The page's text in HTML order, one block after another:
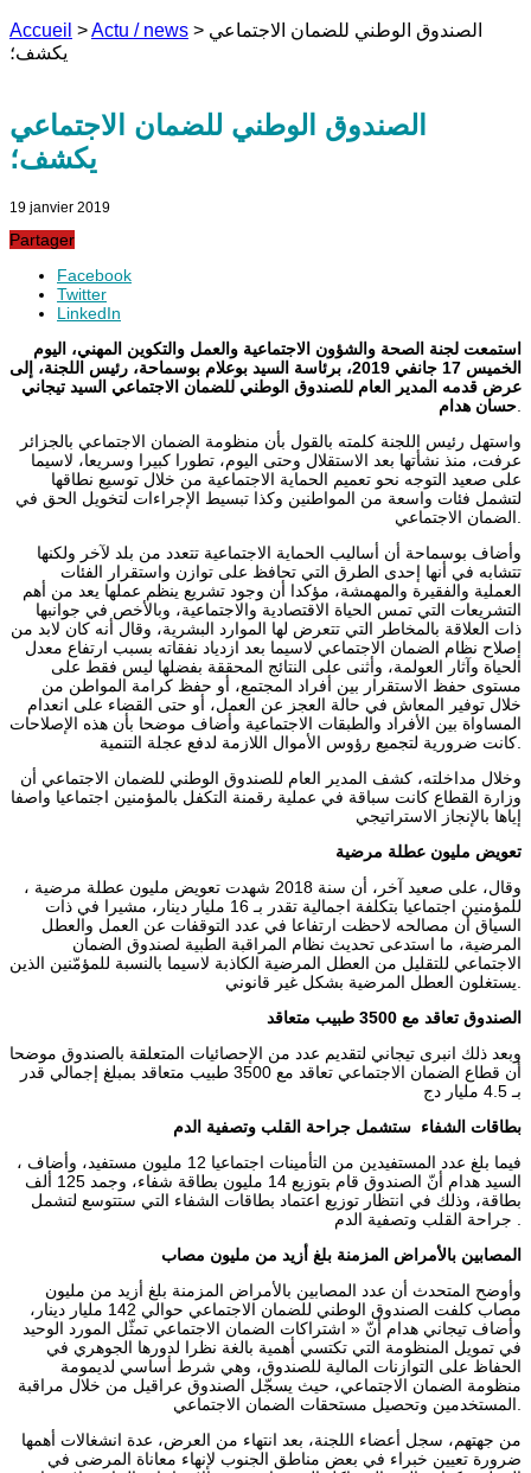
Accueil >Actu / news > الصندوق الوطني للضمان الاجتماعي
يكشف؛
الصندوق الوطني للضمان الاجتماعي
يكشف؛
19 janvier 2019
Partager
Facebook
Twitter
LinkedIn
استمعت لجنة الصحة والشؤون الاجتماعية والعمل والتكوين المهني، اليوم
الخميس 17 جانفي 2019، برئاسة السيد بوعلام بوسماحة، رئيس اللجنة، إلى
عرض قدمه المدير العام للصندوق الوطني للضمان الاجتماعي السيد تيجاني
حسان هدام
واستهل رئيس اللجنة كلمته بالقول بأن منظومة الضمان الاجتماعي بالجزائر
عرفت، منذ نشأتها بعد الاستقلال وحتى اليوم، تطورا كبيرا وسريعا، لاسيما
على صعيد التوجه نحو تعميم الحماية الاجتماعية من خلال توسيع نطاقها
لتشمل فئات واسعة من المواطنين وكذا تبسيط الإجراءات لتخويل الحق في
وأضاف بوسماحة أن أساليب الحماية الاجتماعية تتعدد من بلد لآخر ولكنها
تتشابه في أنها إحدى الطرق التي تحافظ على توازن واستقرار الفئات
العملية والفقيرة والمهمشة، مؤكدا أن وجود تشريع ينظم عملها يعد من أهم
التشريعات التي تمس الحياة الاقتصادية والاجتماعية، وبالأخص في جوانبها
ذات العلاقة بالمخاطر التي تتعرض لها الموارد البشرية، وقال أنه كان لابد من
إصلاح نظام الضمان الاجتماعي لاسيما بعد ازدياد نفقاته بسبب ارتفاع معدل
الحياة وآثار العولمة، وأثنى على النتائج المحققة بفضلها ليس فقط على
مستوى حفظ الاستقرار بين أفراد المجتمع، أو حفظ كرامة المواطن من
خلال توفير المعاش في حالة العجز عن العمل، أو حتى القضاء على انعدام
المساواة بين الأفراد والطبقات الاجتماعية وأضاف موضحا بأن هذه الإصلاحات
وخلال مداخلته، كشف المدير العام للصندوق الوطني للضمان الاجتماعي أن
وزارة القطاع كانت سباقة في عملية رقمنة التكفل بالمؤمنين اجتماعيا واصفا
إياها بالإنجاز الاستراتيجي
تعويض مليون عطلة مرضية
، وقال، على صعيد آخر، أن سنة 2018 شهدت تعويض مليون عطلة مرضية
للمؤمنين اجتماعيا بتكلفة اجمالية تقدر بـ 16 مليار دينار، مشيرا في ذات
السياق أن مصالحه لاحظت ارتفاعا في عدد التوقفات عن العمل والعطل
المرضية، ما استدعى تحديث نظام المراقبة الطبية لصندوق الضمان
الاجتماعي للتقليل من العطل المرضية الكاذبة لاسيما بالنسبة للمؤمّنين الذين
الصندوق تعاقد مع 3500 طبيب
متعاقد
وبعد ذلك انبرى تيجاني لتقديم عدد من الإحصائيات المتعلقة بالصندوق موضحا
أن قطاع الضمان الاجتماعي تعاقد مع 3500 طبيب متعاقد بمبلغ إجمالي قدر
بـ 4.5 مليار دج
بطاقات الشفاء ستشمل جراحة القلب وتصفية الدم
، فيما بلغ عدد المستفيدين من التأمينات اجتماعيا 12 مليون مستفيد، وأضاف
السيد هدام أنّ الصندوق قام بتوزيع 14 مليون بطاقة شفاء، وجمد 125 ألف
بطاقة، وذلك في انتظار توزيع اعتماد بطاقات الشفاء التي ستتوسع لتشمل
المصابين بالأمراض المزمنة بلغ أزيد من مليون مصاب
وأوضح المتحدث أن عدد المصابين بالأمراض المزمنة بلغ أزيد من مليون
مصاب كلفت الصندوق الوطني للضمان الاجتماعي حوالي 142 مليار دينار،
وأضاف تيجاني هدام أنّ « اشتراكات الضمان الاجتماعي تمثّل المورد الوحيد
في تمويل المنظومة التي تكتسي أهمية بالغة نظرا لدورها الجوهري في
الحفاظ على التوازنات المالية للصندوق، وهي شرط أساسي لديمومة
منظومة الضمان الاجتماعي، حيث يسجّل الصندوق عراقيل من خلال مراقبة
من جهتهم، سجل أعضاء اللجنة، بعد انتهاء من العرض، عدة انشغالات أهمها
ضرورة تعيين خبراء في بعض مناطق الجنوب لإنهاء معاناة المرضى في